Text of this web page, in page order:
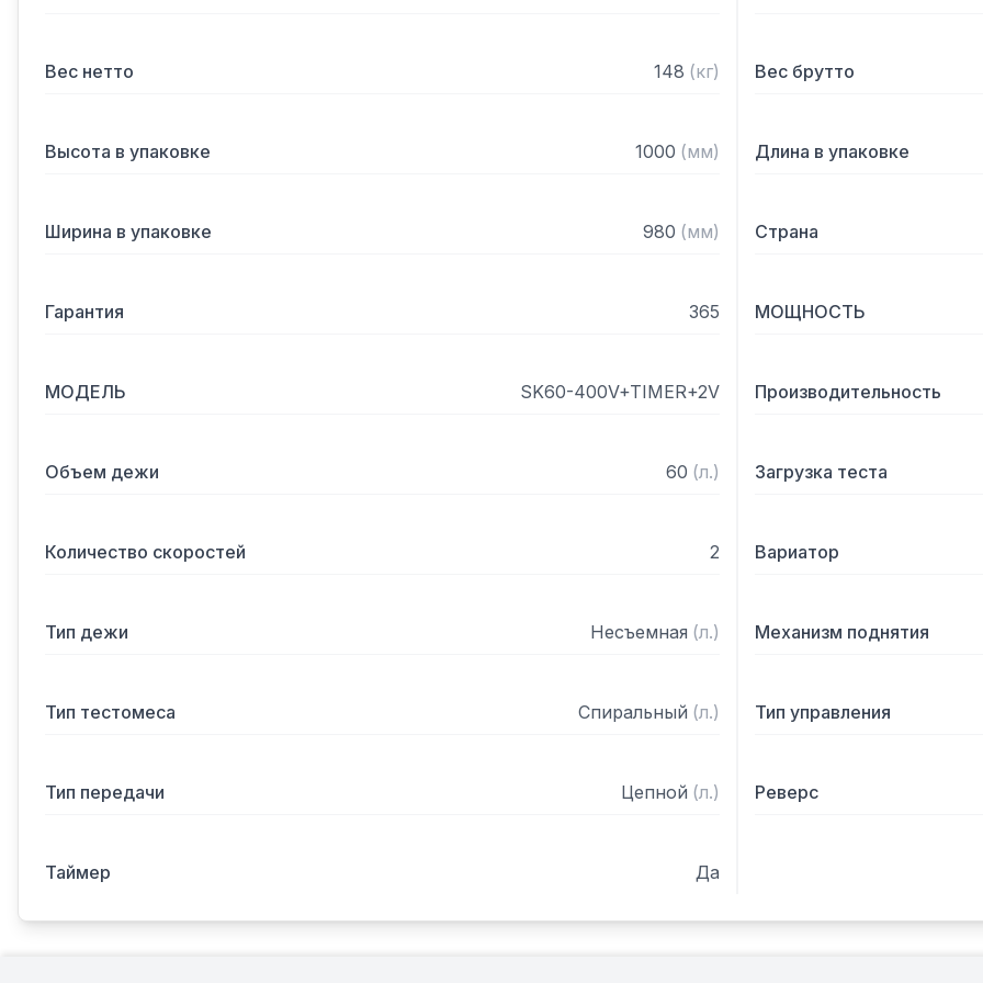
*Приведенные данные
и т.п.
Вес нетто 148 (кг) Вес брутто
Высота в упаковке 1000 (мм) Длина в упаковке
Ширина в упаковке 980 (мм) Страна
Гарантия 365 МОЩНОСТЬ
МОДЕЛЬ SK60-400V+TIMER+2V Производительность
Объем дежи 60 (л.) Загрузка теста
Количество скоростей 2 Вариатор
Тип дежи Несъемная (л.) Механизм поднятия
Тип тестомеса Спиральный (л.) Тип управления
Тип передачи Цепной (л.) Реверс
Таймер Да